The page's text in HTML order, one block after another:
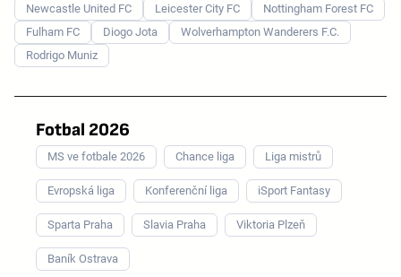
Newcastle United FC
Leicester City FC
Nottingham Forest FC
Fulham FC
Diogo Jota
Wolverhampton Wanderers F.C.
Rodrigo Muniz
Fotbal 2026
MS ve fotbale 2026 Chance liga Liga mistrů
Evropská liga Konferenční liga iSport Fantasy
Sparta Praha Slavia Praha Viktoria Plzeň
Baník Ostrava